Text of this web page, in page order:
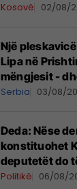
Kosovë 02/08/
Një
Lipa në
mëngjesit -
shpall
Serbia 03/08/
Deda: Nëse
konstituohet
deputetët do
rëndë
Politikë 06/08/